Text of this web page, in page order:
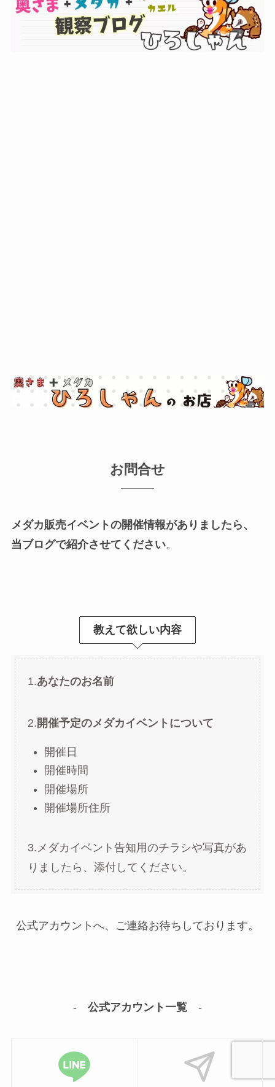
お問合せ
メダカ販売イベントの開催情報がありましたら、
当ブログで紹介させてください。
教えて欲しい内容
1.あなたのお名前
2. 開催予定のメダカイベントについて
開催日
開催時間
開催場所
開催場所住所
3.メダカイベント告知用のチラシや写真があ
りましたら、添付してください。
公式アカウントへ、ご連絡お待ちしております。
- 公式アカウント一覧 -